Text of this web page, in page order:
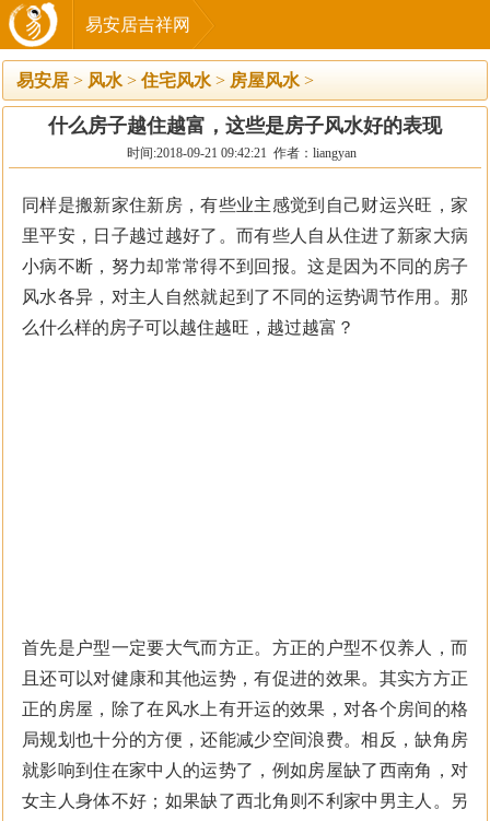
易安居吉祥网
易安居 > 风水 >住宅风水 > 房屋风水 >
什么房子越住越富，这些是房子风水好的表现
时间:2018-09-21 09:42:21 作者：liangyan
同样是搬新家住新房，有些业主感觉到自己财运兴旺，家
里平安，日子越过越好了。而有些人自从住进了新家大病
小病不断，努力却常常得不到回报。这是因为不同的房子
风水各异，对主人自然就起到了不同的运势调节作用。那
么什么样的房子可以越住越旺，越过越富？
首先是户型一定要大气而方正。方正的户型不仅养人，而
且还可以对健康和其他运势，有促进的效果。其实方方正
正的房屋，除了在风水上有开运的效果，对各个房间的格
局规划也十分的方便，还能减少空间浪费。相反，缺角房
就影响到住在家中人的运势了，例如房屋缺了西南角，对
女主人身体不好；如果缺了西北角则不利家中男主人。另